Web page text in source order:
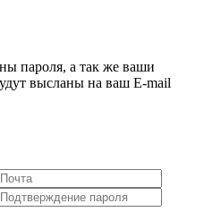
пароля, а так же ваши
высланы на ваш E-mail